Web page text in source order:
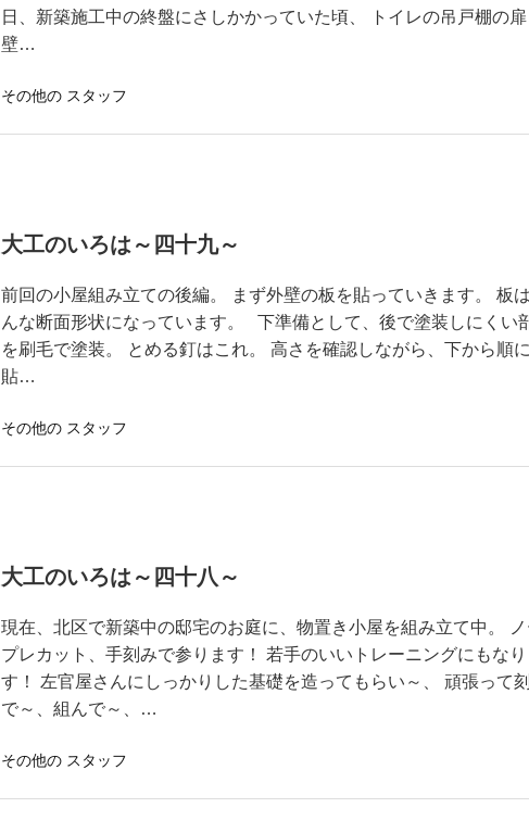
日、新築施工中の終盤にさしかかっていた頃、 トイレの吊戸棚の扉
壁…
その他の スタッフ
大工のいろは～四十九～
前回の小屋組み立ての後編。 まず外壁の板を貼っていきます。 板
んな断面形状になっています。 下準備として、後で塗装しにくい
を刷毛で塗装。 とめる釘はこれ。 高さを確認しながら、下から順に
貼…
その他の スタッフ
大工のいろは～四十八～
現在、北区で新築中の邸宅のお庭に、物置き小屋を組み立て中。 ノ
プレカット、手刻みで参ります！ 若手のいいトレーニングにもなり
す！ 左官屋さんにしっかりした基礎を造ってもらい～、 頑張って
で～、組んで～、…
その他の スタッフ